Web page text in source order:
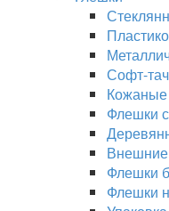
Софт-
Флешки
Внешние
Флешки
Флешки